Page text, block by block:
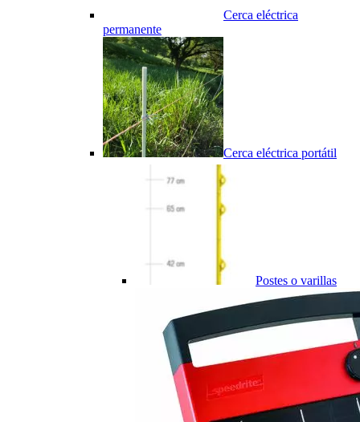
Cerca eléctrica
permanente
Cerca eléctrica portátil
Postes o varillas